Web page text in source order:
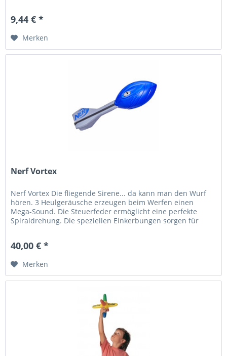
9,44 € *
Merken
Nerf Vortex
Nerf Vortex Die fliegende Sirene... da kann man den Wurf
hören. 3 Heulgeräusche erzeugen beim Werfen einen
Mega-Sound. Die Steuerfeder ermöglicht eine perfekte
Spiraldrehung. Die speziellen Einkerbungen sorgen für
40,00 € *
Merken